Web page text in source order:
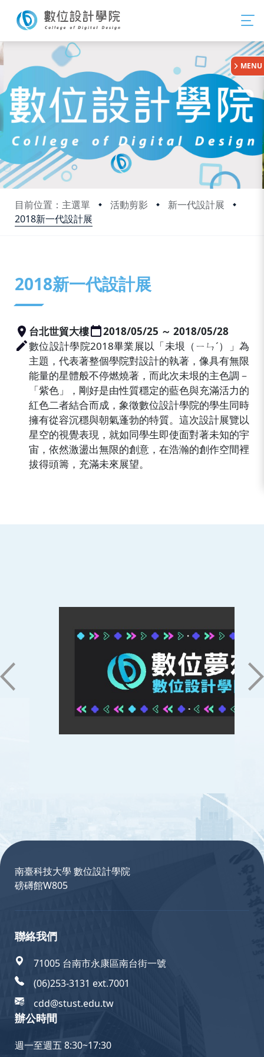
目前位置：主選單 活動剪影
新一代設計展
2018新一代設計展
:::
MENU
2018新一代設計展
台北世貿大樓
2018/05/25 ～ 2018/05/28
數位設計學院2018畢業展以「未垠（ㄧㄣˊ）」為
主題，代表著整個學院對設計的執著，像具有無限
能量的星體般不停燃燒著，而此次未垠的主色調－
「紫色」，剛好是由性質穩定的藍色與充滿活力的
紅色二者結合而成，象徵數位設計學院的學生同時
擁有從容沉穩與朝氣蓬勃的特質。這次設計展覽以
星空的視覺表現，就如同學生即使面對著未知的宇
宙，依然激盪出無限的創意，在浩瀚的創作空間裡
拔得頭籌，充滿未來展望。
南臺科技大學 數位設計學院
磅礡館W805
聯絡我們
71005 台南市永康區南台街一號
(06)253-3131 ext.7001
cdd@stust.edu.tw
辦公時間
週一至週五 8:30~17:30